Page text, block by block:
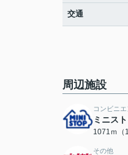
交通
周辺施設
コンビニ
ミニス
1071ｍ（
その他